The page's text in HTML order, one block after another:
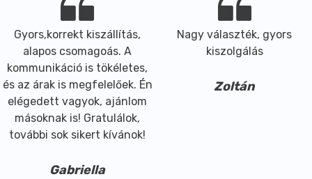
Gyors,korrekt kiszállítás,
alapos csomagoás. A
kommunikáció is tökéletes,
és az árak is megfelelőek. Én
elégedett vagyok, ajánlom
másoknak is! Gratulálok,
további sok sikert kívánok!
Gabriella
Nagy választék, gyors
kiszolgálás
Zoltán